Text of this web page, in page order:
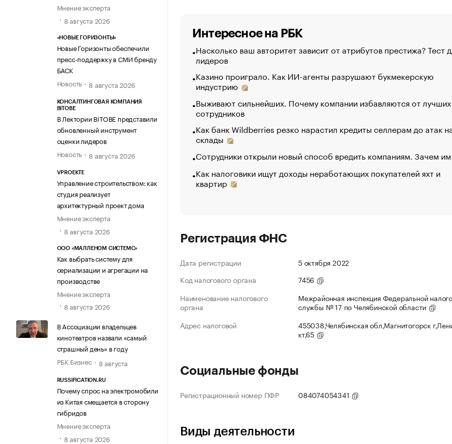
Мнение эксперта
8 августа 2026
«НОВЫЕ ГОРИЗОНТЫ»
Новые Горизонты обеспечили
пресс-поддержку в СМИ бренду
БАСК
Новость
8 августа 2026
КОНСАЛТИНГОВАЯ КОМПАНИЯ
BITOBE
В Лектории BITOBE представили
обновленный инструмент
оценки лидеров
Новость
8 августа 2026
VPROEKTE
Управление строительством: как
студия реализует
архитектурный проект дома
Мнение эксперта
8 августа 2026
ООО «МАЛЛЕНОМ СИСТЕМС»
Как выбрать систему для
сериализации и агрегации на
производстве
Мнение эксперта
8 августа 2026
В Ассоциации владельцев
кинотеатров назвали «самый
страшный день» в году
РБК Бизнес
8 августа
RUSSIFICATION.RU
Почему спрос на электромобили
из Китая смещается в сторону
гибридов
Мнение эксперта
8 августа 2026
Интересное на РБК
Насколько ваш авторитет зависит от атрибутов престижа? Тест
лидеров
Казино проиграло. Как ИИ-агенты разрушают букмекерскую
индустрию
Выживают сильнейших. Почему компании избавляются от лучших
сотрудников
Как банк Wildberries резко нарастил кредиты селлерам до атак
склады
Сотрудники открыли новый способ вредить компаниям. Зачем
Как налоговики ищут доходы неработающих покупателей яхт и
квартир
Регистрация ФНС
Дата регистрации
5 октября 2022
Код налогового органа
7456
Наименование налогового
органа
Межрайонная инспекция Федеральной
службы № 17 по Челябинской области
Адрес налоговой
455038,Челябинская обл,Магнитогорск
кт,65
Социальные фонды
Регистрационный номер ПФР 084074054341
Виды деятельности